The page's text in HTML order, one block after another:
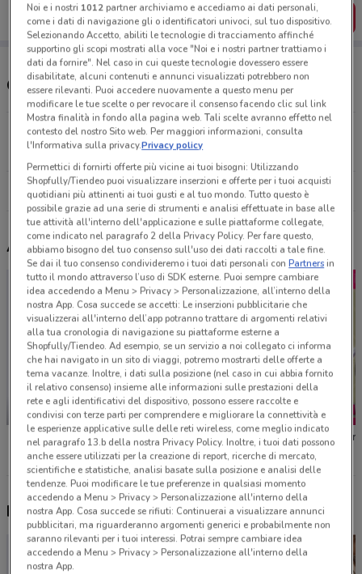
SCARICA L’APP
Orari e Negozi Leroy Merlin
Via del Lavoro, 40 Solbiate Arno
12.9 km
APERTO
Tutti i negozi Leroy Merlin
Altri volantini nelle vicinanze
-3 GIORNI
Unieuro Bennet Il
Nuovi prodotti da provare
Noi e i nostri 1012partner archiviamo e accediamo ai dati personali,
come i dati di navigazione gli o identificatori univoci, sul tuo dispositivo.
Selezionando Accetto, abiliti le tecnologie di tracciamento affinché
supportino gli scopi mostrati alla voce "Noi e i nostri partner trattiamo i
dati da fornire". Nel caso in cui queste tecnologie dovessero essere
disabilitate, alcuni contenuti e annunci visualizzati potrebbero non
essere rilevanti. Puoi accedere nuovamente a questo menu per
modificare le tue scelte o per revocare il consenso facendo clic sul link
Mostra finalità in fondo alla pagina web. Tali scelte avranno effetto nel
contesto del nostro Sito web. Per maggiori informazioni, consulta
l'Informativa sulla privacy.Privacy policy
Permettici di fornirti offerte più vicine ai tuoi bisogni: Utilizzando
Shopfully/Tiendeo puoi visualizzare inserzioni e offerte per i tuoi acquisti
quotidiani più attinenti ai tuoi gusti e al tuo mondo. Tutto questo è
possibile grazie ad una serie di strumenti e analisi effettuate in base alle
tue attività all'interno dell'applicazione e sulle piattaforme collegate,
come indicato nel paragrafo 2 della Privacy Policy. Per fare questo,
abbiamo bisogno del tuo consenso sull'uso dei dati raccolti a tale fine.
Se dai il tuo consenso condivideremo i tuoi dati personali conPartnersin
tutto il mondo attraverso l’uso di SDK esterne. Puoi sempre cambiare
idea accedendo a Menu > Privacy > Personalizzazione, all’interno della
nostra App. Cosa succede se accetti: Le inserzioni pubblicitarie che
visualizzerai all'interno dell’app potranno trattare di argomenti relativi
alla tua cronologia di navigazione su piattaforme esterne a
Shopfully/Tiendeo. Ad esempio, se un servizio a noi collegato ci informa
che hai navigato in un sito di viaggi, potremo mostrarti delle offerte a
tema vacanze. Inoltre, i dati sulla posizione (nel caso in cui abbia fornito
il relativo consenso) insieme alle informazioni sulle prestazioni della
rete e agli identificativi del dispositivo, possono essere raccolte e
condivisi con terze parti per comprendere e migliorare la connettività e
le esperienze applicative sulle delle reti wireless, come meglio indicato
nel paragrafo 13.b della nostra Privacy Policy. Inoltre, i tuoi dati possono
anche essere utilizzati per la creazione di report, ricerche di mercato,
scientifiche e statistiche, analisi basate sulla posizione e analisi delle
tendenze. Puoi modificare le tue preferenze in qualsiasi momento
accedendo a Menu > Privacy > Personalizzazione all'interno della
nostra App. Cosa succede se rifiuti: Continuerai a visualizzare annunci
pubblicitari, ma riguarderanno argomenti generici e probabilmente non
saranno rilevanti per i tuoi interessi. Potrai sempre cambiare idea
accedendo a Menu > Privacy > Personalizzazione all'interno della
nostra App.